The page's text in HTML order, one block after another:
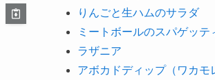
りんごと生ハムのサラダ
ミートボールのスパゲッテ
ラザニア
アボカドディップ（ワカモ